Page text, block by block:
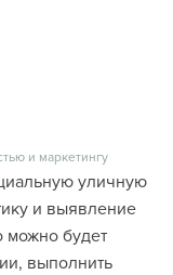
и маркетингу
уличную
и выявление
можно будет
выполнить